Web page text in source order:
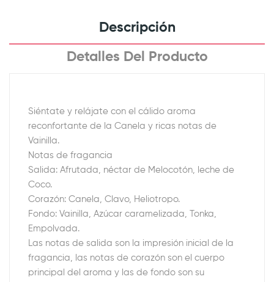
Descripción
Detalles Del Producto
Siéntate y relájate con el cálido aroma
reconfortante de la Canela y ricas notas de
Vainilla.
Notas de fragancia
Salida: Afrutada, néctar de Melocotón, leche de
Coco.
Corazón: Canela, Clavo, Heliotropo.
Fondo: Vainilla, Azúcar caramelizada, Tonka,
Empolvada.
Las notas de salida son la impresión inicial de la
fragancia, las notas de corazón son el cuerpo
principal del aroma y las de fondo son su